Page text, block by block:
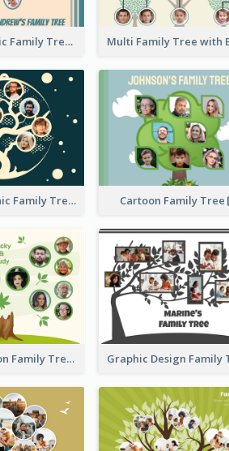
Casual Graphic Family Tree2
Artistic Graphic Family Tree Cartoon Family Tree
Simple Cartoon Family Tree